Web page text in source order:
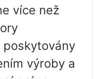
více než
výroby a